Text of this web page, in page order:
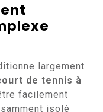
largement
de tennis à
facilement
isolé